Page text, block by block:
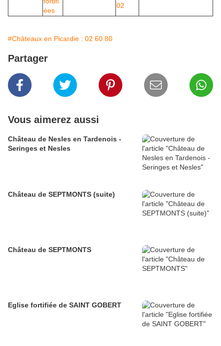
#Châteaux en Picardie : 02 60 80
Partager
Vous aimerez aussi
Château de Nesles en Tardenois -
Seringes et Nesles
Château de SEPTMONTS (suite)
Château de SEPTMONTS
Eglise fortifiée de SAINT GOBERT